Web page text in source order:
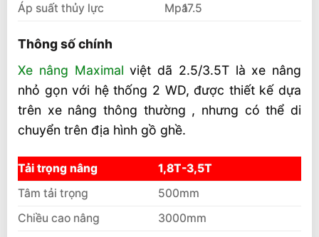
Áp suất thủy lực
Mpa17.5
Thông số chính
Xe nâng Maximal việt dã 2.5/3.5T là xe nâng
nhỏ gọn với hệ thống 2 WD, được thiết kế dựa
trên xe nâng thông thường , nhưng có thể di
chuyển trên địa hình gồ ghề.
Tải trọng nâng
1,8T-3,5T
Tâm tải trọng
500mm
Chiều cao nâng
3000mm